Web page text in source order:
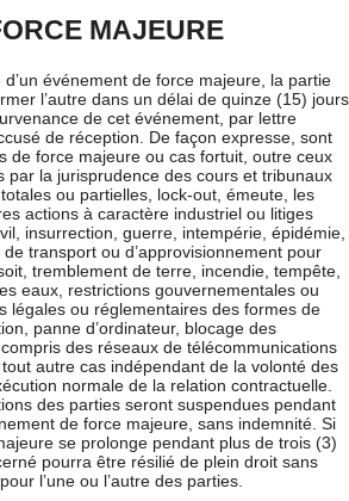
MAJEURE
événement de force majeure, la partie
l’autre dans un délai de quinze (15) jours
de cet événement, par lettre
de réception. De façon expresse, sont
de force majeure ou cas fortuit, outre ceux
par la jurisprudence des cours et tribunaux
ou partielles, lock-out, émeute, les
actions à caractère industriel ou litiges
insurrection, guerre, intempérie, épidémie,
transport ou d’approvisionnement pour
tremblement de terre, incendie, tempête,
eaux, restrictions gouvernementales ou
légales ou réglementaires des formes de
panne d’ordinateur, blocage des
des réseaux de télécommunications
autre cas indépendant de la volonté des
normale de la relation contractuelle.
des parties seront suspendues pendant
de force majeure, sans indemnité. Si
se prolonge pendant plus de trois (3)
pourra être résilié de plein droit sans
l’une ou l’autre des parties.